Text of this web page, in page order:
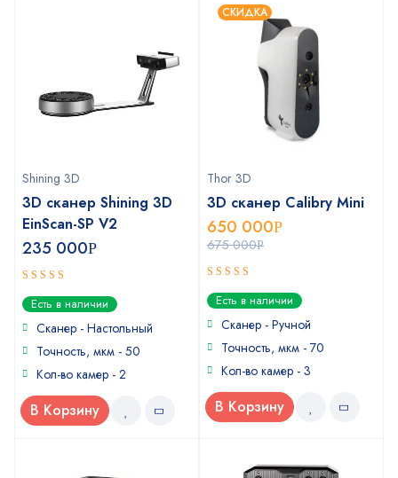
Shining 3D
3D сканер Shining 3D
EinScan-SP V2
235 000Р
5out of 5
Есть в наличии
Сканер - Настольный
Точность, мкм - 50
Кол-во камер - 2
В Корзину
СКИДКА
Thor 3D
3D сканер Calibry Mini
675 000Р
650 000Р
5out of 5
Есть в наличии
Сканер - Ручной
Точность, мкм - 70
Кол-во камер - 3
В Корзину